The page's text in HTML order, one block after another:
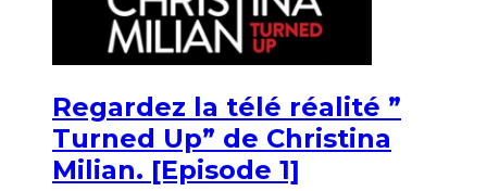
Regardez la télé réalité ”
Turned Up” de Christina
Milian. [Episode 1]